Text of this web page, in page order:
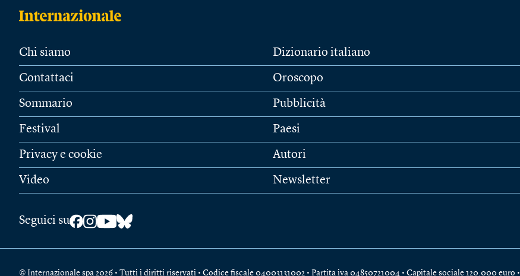
Chi siamo
Contattaci
Sommario
Festival
Privacy e cookie
Video
Dizionario italiano
Oroscopo
Pubblicità
Paesi
Autori
Newsletter
Seguici su
© Internazionale spa 2026 • Tutti i diritti riservati • Codice fiscale 04003131002 • Partita iva 04850721004 • Capitale sociale 120.000 euro •